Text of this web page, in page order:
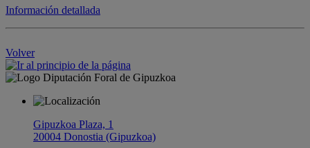
Información detallada
Volver
Gipuzkoa Plaza, 1
20004 Donostia (Gipuzkoa)